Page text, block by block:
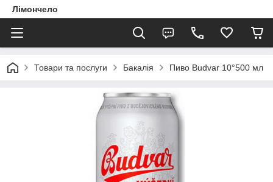
Лімончело
Товари та послуги Бакалія Пиво Budvar 10°500 мл